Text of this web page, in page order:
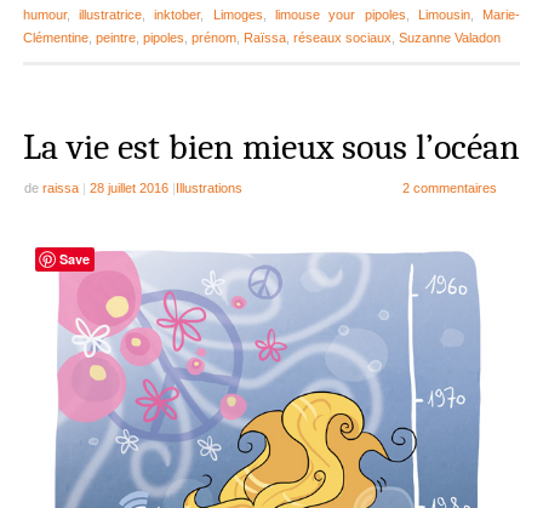
humour,illustratrice ,inktober, Limoges ,limouse your pipoles Limousin, Marie-
Clémentine, peintre, pipoles prénom, Raïssa, réseaux sociaux Suzanne Valadon
La vie est bien mieux sous l’océan
de raissa | 28 juillet 2016 |Illustrations 2 commentaires
Save